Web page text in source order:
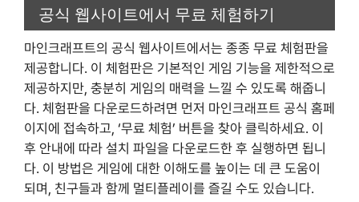
공식 웹사이트에서 무료 체험하기
마인크래프트의 공식 웹사이트에서는 종종 무료 체험판을
제공합니다. 이 체험판은 기본적인 게임 기능을 제한적으로
제공하지만, 충분히 게임의 매력을 느낄 수 있도록 해줍니
다. 체험판을 다운로드하려면 먼저 마인크래프트 공식 홈페
이지에 접속하고, ‘무료 체험’ 버튼을 찾아 클릭하세요. 이
후 안내에 따라 설치 파일을 다운로드한 후 실행하면 됩니
다. 이 방법은 게임에 대한 이해도를 높이는 데 큰 도움이
되며, 친구들과 함께 멀티플레이를 즐길 수도 있습니다.